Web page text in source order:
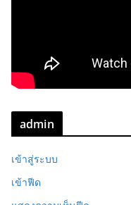
admin
เข้าสู่ระบบ
เข้าฟีด